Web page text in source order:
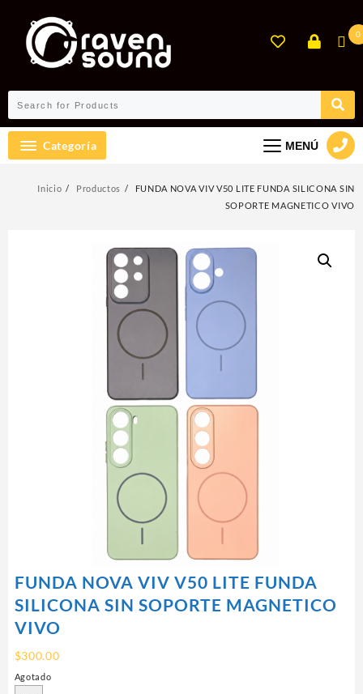
contenido
0
Categoría MENÚ
Inicio Productos
FUNDA NOVA VIV V50 LITE FUNDA SILICONA SIN
SOPORTE MAGNETICO VIVO
FUNDA NOVA VIV V50 LITE FUNDA
SILICONA SIN SOPORTE MAGNETICO
VIVO
$300.00
Agotado